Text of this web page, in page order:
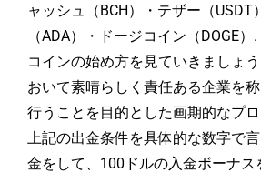
ャッシュ（BCH）・テザー（USDT
（ADA）・ドージコイン（DOGE
コインの始め方を見ていきましょ
おいて素晴らしく責任ある企業を
行うことを目的とした画期的なプ
上記の出金条件を具体的な数字で
金をして、100ドルの入金ボーナス